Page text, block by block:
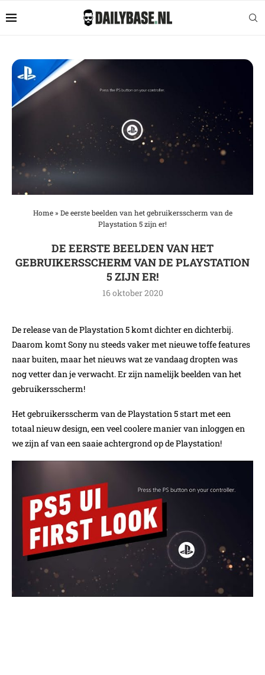
Home» De eerste beelden van het gebruikersscherm van de
Playstation 5 zijn er!
DE EERSTE BEELDEN VAN HET
GEBRUIKERSSCHERM VAN DE PLAYSTATION
5 ZIJN ER!
16 oktober 2020
De release van de Playstation 5 komt dichter en dichterbij.
Daarom komt Sony nu steeds vaker met nieuwe toffe features
naar buiten, maar het nieuws wat ze vandaag dropten was
nog vetter dan je verwacht. Er zijn namelijk beelden van het
gebruikersscherm!
Het gebruikersscherm van de Playstation 5 start met een
totaal nieuw design, een veel coolere manier van inloggen en
we zijn af van een saaie achtergrond op de Playstation!